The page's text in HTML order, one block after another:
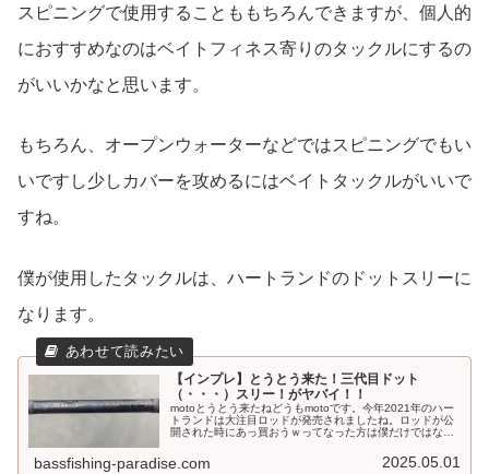
スピニングで使用することももちろんできますが、個人的
におすすめなのはベイトフィネス寄りのタックルにするの
がいいかなと思います。
もちろん、オープンウォーターなどではスピニングでもい
いですし少しカバーを攻めるにはベイトタックルがいいで
すね。
僕が使用したタックルは、ハートランドのドットスリーに
なります。
【インプレ】とうとう来た！三代目ドット
（・・・）スリー！がヤバイ！！
motoとうとう来たねどうもmotoです。今年2021年のハー
トランドは大注目ロッドが発売されましたね。ロッドが公
開された時にあっ買おうｗってなった方は僕だけではない
bassfishing-paradise.com 2025.05.01